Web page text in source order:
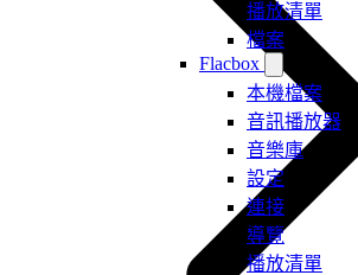
播放清單
檔案
Flacbox
本機檔案
音訊播放器
音樂庫
設定
連接
導覽
播放清單